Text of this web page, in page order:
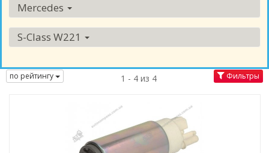
Mercedes
S-Class W221
по рейтингу 1 - 4 из 4 Фильтры